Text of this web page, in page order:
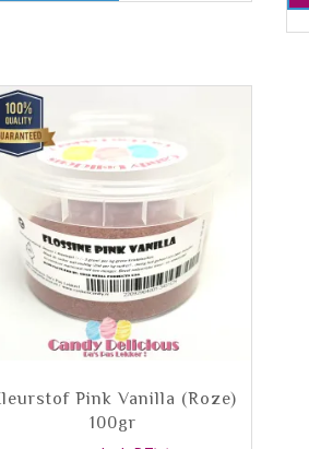
Pink Vanilla (Roze)
100gr